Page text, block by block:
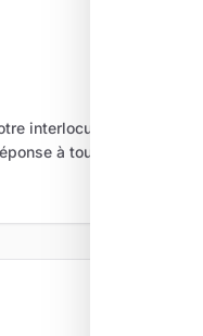
interlocuteur
à toute